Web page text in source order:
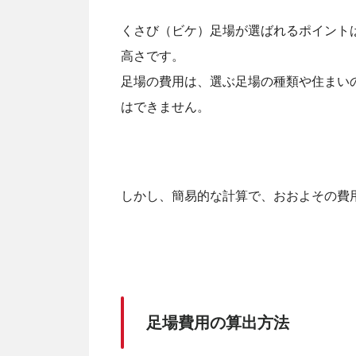
くさび（ビケ）足場が選ばれるポイン
高さです。
足場の費用は、選ぶ足場の種類や住ま
はできません。
しかし、簡易的な計算で、おおよその
足場費用の算出方法